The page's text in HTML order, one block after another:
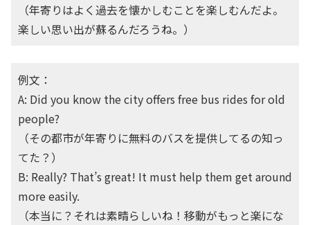
（年寄りはよく過去を懐かしむことを楽しむんだよ。
楽しい思い出が蘇るんだろうね。）
例文：
A: Did you know the city offers free bus rides for old
people?
（その都市が年寄りに無料のバスを提供してるの知っ
てた？）
B: Really? That’s great! It must help them get around
more easily.
（本当に？それは素晴らしいね！移動がもっと楽にな